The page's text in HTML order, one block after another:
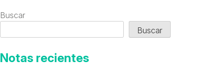
Buscar
Buscar
Notas recientes